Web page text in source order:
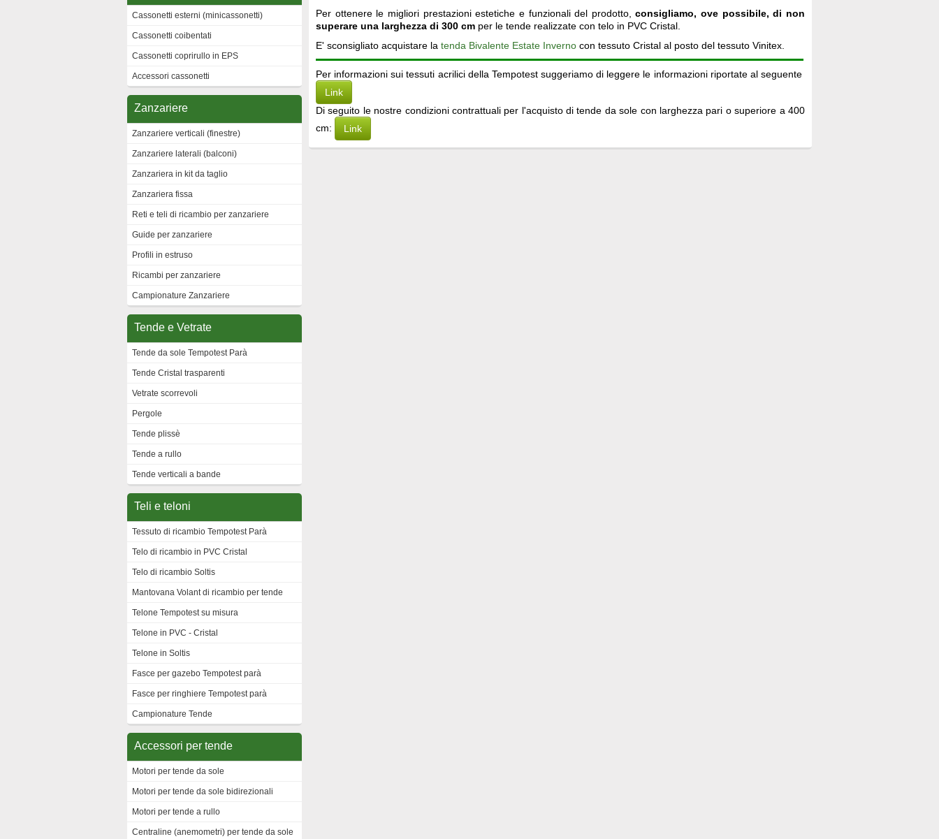
Cassonetti esterni (minicassonetti)
Cassonetti coibentati
Cassonetti coprirullo in EPS
Accessori cassonetti
Zanzariere
Zanzariere verticali (finestre)
Zanzariere laterali (balconi)
Zanzariera in kit da taglio
Zanzariera fissa
Reti e teli di ricambio per zanzariere
Guide per zanzariere
Profili in estruso
Ricambi per zanzariere
Campionature Zanzariere
Tende e Vetrate
Tende da sole Tempotest Parà
Tende Cristal trasparenti
Vetrate scorrevoli
Pergole
Tende plissè
Tende a rullo
Tende verticali a bande
Teli e teloni
Tessuto di ricambio Tempotest Parà
Telo di ricambio in PVC Cristal
Telo di ricambio Soltis
Mantovana Volant di ricambio per tende
Telone Tempotest su misura
Telone in PVC - Cristal
Telone in Soltis
Fasce per gazebo Tempotest parà
Fasce per ringhiere Tempotest parà
Campionature Tende
Accessori per tende
Motori per tende da sole
Motori per tende da sole bidirezionali
Motori per tende a rullo
Centraline (anemometri) per tende da sole
Per ottenere le migliori prestazioni estetiche e funzionali del prodotto,consigliamo, ove possibile, di non
superare una larghezza di 300 cm per le tende realizzate con telo in PVC Cristal.
E' sconsigliato acquistare la tenda Bivalente Estate Inverno con tessuto Cristal al posto del tessuto Vinitex.
Per informazioni sui tessuti acrilici della Tempotest suggeriamo di leggere le informazioni riportate al seguente
Link
Di seguito le nostre condizioni contrattuali per l'acquisto di tende da sole con larghezza pari o superiore a 400
cm:
Link